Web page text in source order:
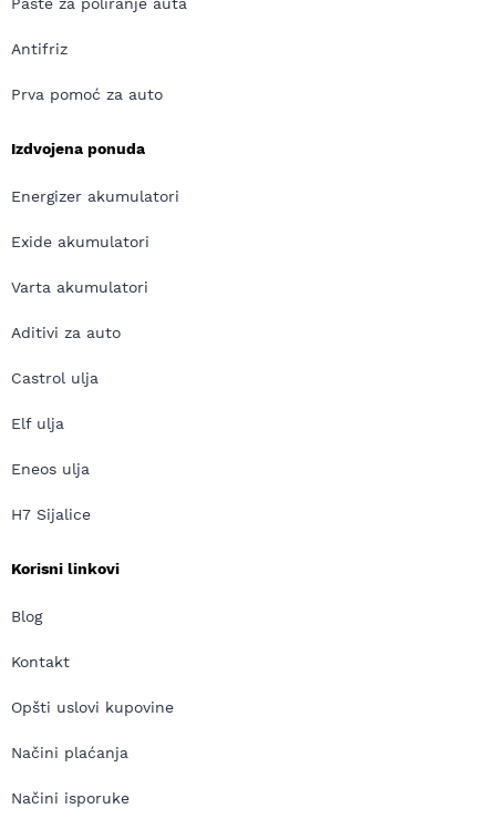
Antifriz
Prva pomoć za auto
Izdvojena ponuda
Energizer akumulatori
Exide akumulatori
Varta akumulatori
Aditivi za auto
Castrol ulja
Elf ulja
Eneos ulja
H7 Sijalice
Korisni linkovi
Blog
Kontakt
Opšti uslovi kupovine
Načini plaćanja
Načini isporuke